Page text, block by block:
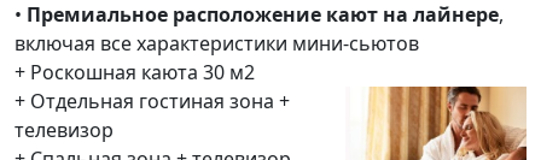
• Премиальное расположение кают на лайнере,
включая все характеристики мини-сьютов
+ Роскошная каюта 30 м2
+ Отдельная гостиная зона +
телевизор